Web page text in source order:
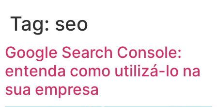
Tag: seo
Google Search Console:
entenda como utilizá-lo na
sua empresa